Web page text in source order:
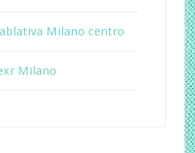
Milano centro
Milano